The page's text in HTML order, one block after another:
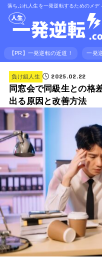
落ちぶれ人生を一発逆転するためのメデ
【PR】一発逆転の近道！ 一発
負け組人生 2025.02.22
同窓会で同級生との格
出る原因と改善方法